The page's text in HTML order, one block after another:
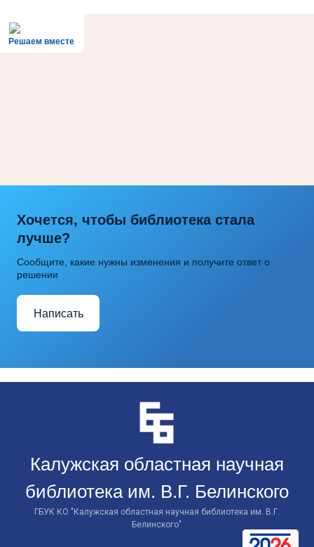
Решаем вместе
Хочется, чтобы библиотека стала
лучше?
Сообщите, какие нужны изменения и получите ответ о
решении
Написать
Калужская областная научная
библиотека им. В.Г. Белинского
ГБУК КО "Калужская областная научная библиотека им. В.Г.
Белинского"